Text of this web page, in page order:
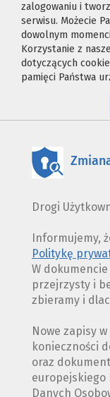
zalogowaniu i
serwisu. Możecie
dowolnym
Korzystanie z
dotyczących
pamięci Państwa
Drogi
Informujemy,
Politykę
W
przejrzysty i
zbieramy i
Nowe zapisy
konieczności
oraz
europejskiego
Danych